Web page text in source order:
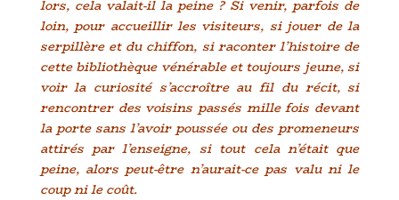
lors, cela valait-il la peine ? Si venir, parfois de
loin, pour accueillir les visiteurs, si jouer de la
serpillère et du chiffon, si raconter l’histoire de
cette bibliothèque vénérable et toujours jeune, si
voir la curiosité s’accroître au fil du récit, si
rencontrer des voisins passés mille fois devant
la porte sans l’avoir poussée ou des promeneurs
attirés par l’enseigne, si tout cela n’était que
peine, alors peut-être n’aurait-ce pas valu ni le
coup ni le coût.